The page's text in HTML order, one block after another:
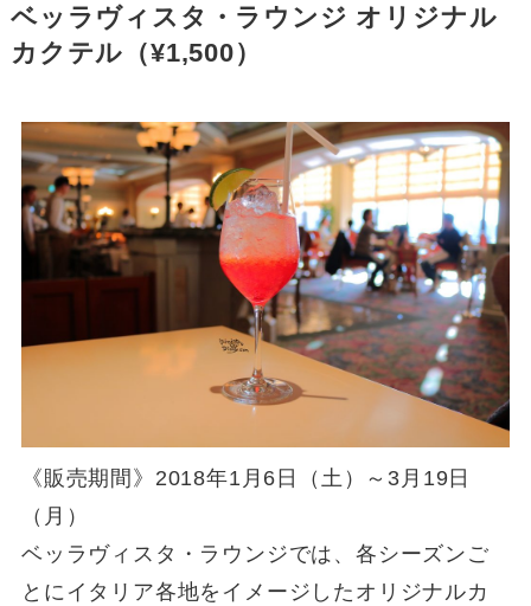
ベッラヴィスタ・ラウンジ オリジナル
カクテル（¥1,500）
《販売期間》2018年1月6日（土）～3月19日
（月）
ベッラヴィスタ・ラウンジでは、各シーズンご
とにイタリア各地をイメージしたオリジナルカ